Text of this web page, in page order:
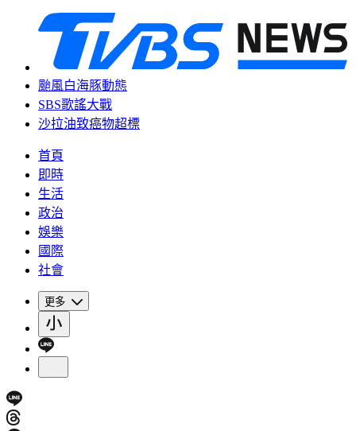
颱風白海豚動態
SBS歌謠大戰
沙拉油致癌物超標
首頁
即時
生活
政治
娛樂
國際
社會
更多